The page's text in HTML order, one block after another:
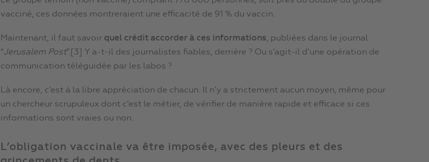
vacciné, ces données montreraient une efficacité de 91 % du vaccin.
Maintenant, il faut savoir quel crédit accorder à ces informations, publiées dans le journal
“Jerusalem Post”.[3] Y a-t-il des journalistes fiables, derrière ? Ou s’agit-il d’une opération de
communication téléguidée par les labos ?
Là encore, c’est à la libre appréciation de chacun. Il n’y a strictement aucun moyen, même pour
un chercheur scrupuleux dont c’est le métier, de vérifier de manière rapide et efficace si ces
informations sont vraies ou non.
L’obligation vaccinale va être imposée, avec des pleurs et des